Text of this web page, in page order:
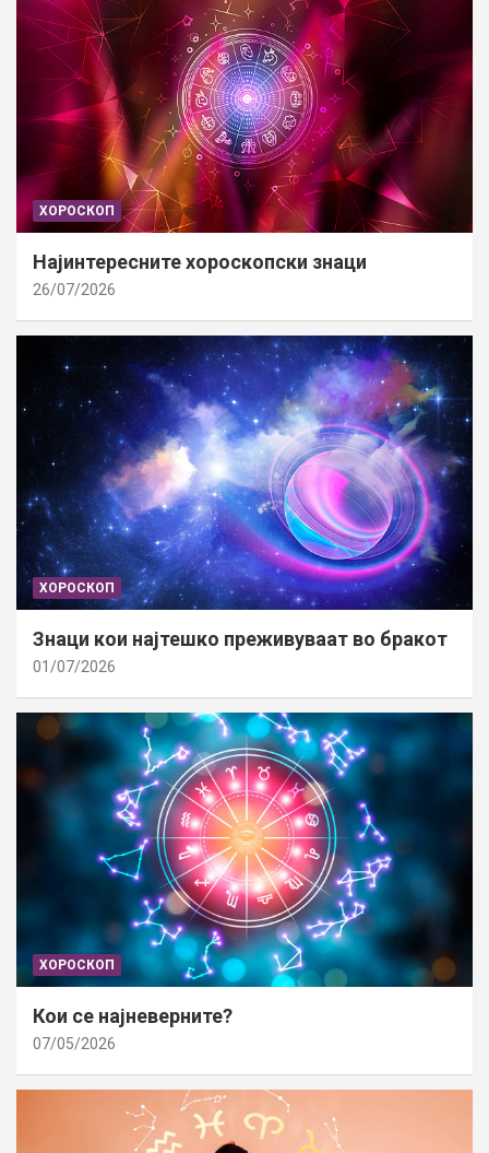
ХОРОСКОП
Најинтересните хороскопски знаци
26/07/2026
ХОРОСКОП
Знаци кои најтешко преживуваат во бракот
01/07/2026
ХОРОСКОП
Кои се најневерните?
07/05/2026